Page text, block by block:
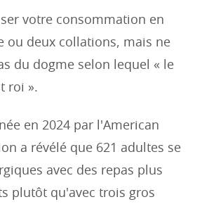
votre consommation en
ou deux collations, mais ne
du dogme selon lequel « le
roi ».
en 2024 par l'American
a révélé que 621 adultes se
avec des repas plus
plutôt qu'avec trois gros